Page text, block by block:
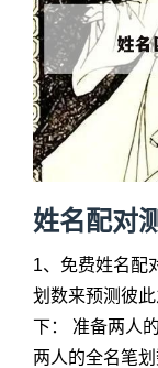
姓名配对
1、免费姓名配
划数来预测彼
下： 准备两人
两人的全名笔